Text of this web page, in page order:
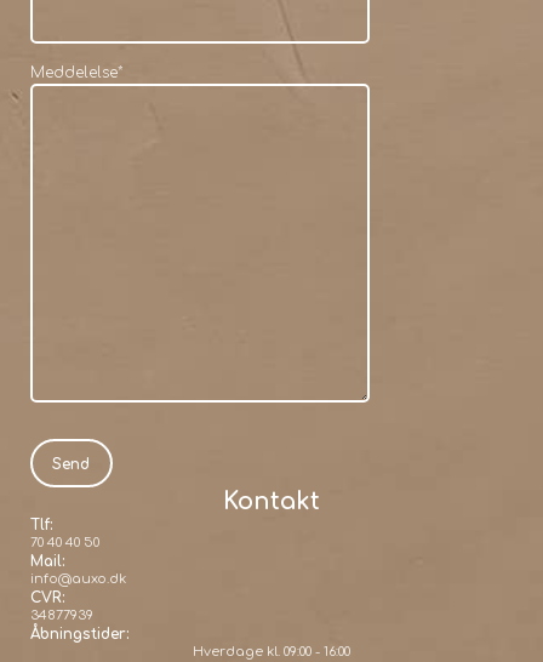
Meddelelse*
Kontakt
Tlf:
70 40 40 50
Mail:
info@auxo.dk
CVR:
34877939
Åbningstider:
Hverdage kl. 09:00 - 16:00